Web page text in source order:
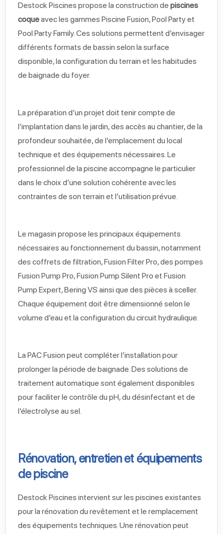
Destock Piscines propose la construction de piscines
coqueavec les gammes Piscine Fusion, Pool Party et
Pool Party Family. Ces solutions permettent d’envisager
différents formats de bassin selon la surface
disponible, la configuration du terrain et les habitudes
de baignade du foyer.
La préparation d’un projet doit tenir compte de
l’implantation dans le jardin, des accès au chantier, de la
profondeur souhaitée, de l’emplacement du local
technique et des équipements nécessaires. Le
professionnel de la piscine accompagne le particulier
dans le choix d’une solution cohérente avec les
contraintes de son terrain et l’utilisation prévue.
Le magasin propose les principaux équipements
nécessaires au fonctionnement du bassin, notamment
des coffrets de filtration, Fusion Filter Pro, des pompes
Fusion Pump Pro, Fusion Pump Silent Pro et Fusion
Pump Expert, Bering VS ainsi que des pièces à sceller.
Chaque équipement doit être dimensionné selon le
volume d’eau et la configuration du circuit hydraulique.
La PAC Fusion peut compléter l’installation pour
prolonger la période de baignade. Des solutions de
traitement automatique sont également disponibles
pour faciliter le contrôle du pH, du désinfectant et de
l’électrolyse au sel.
Rénovation, entretien et équipements
de piscine
Destock Piscines intervient sur les piscines existantes
pour la rénovation du revêtement et le remplacement
des équipements techniques. Une rénovation peut